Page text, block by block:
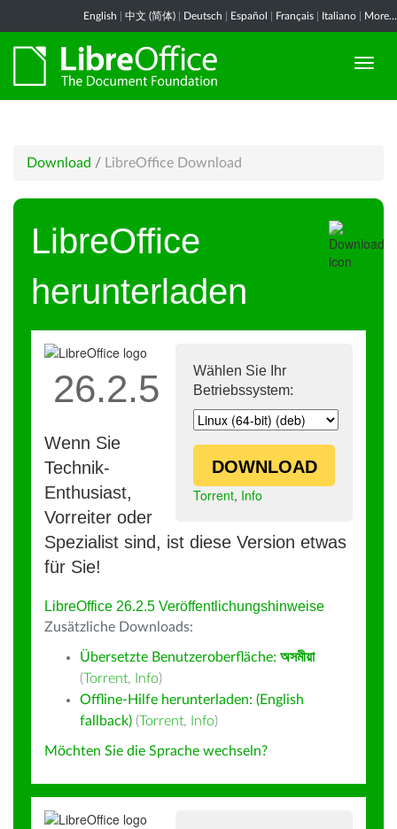
English 中文 (简体) Deutsch Español Français Italiano More...
Download / LibreOffice Download
LibreOffice
herunterladen
Wählen Sie Ihr
Betriebssystem:
DOWNLOAD
Torrent, Info
26.2.5
Wenn Sie
Technik-
Enthusiast,
Vorreiter oder
Spezialist sind, ist diese Version etwas
für Sie!
LibreOffice 26.2.5 Veröffentlichungshinweise
Zusätzliche Downloads:
Übersetzte Benutzeroberfläche: অসমীয়া
(Torrent, Info)
Offline-Hilfe herunterladen: (English
fallback) (Torrent, Info)
Möchten Sie die Sprache wechseln?